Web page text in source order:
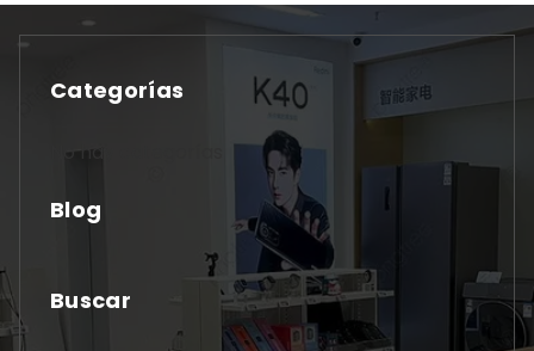
Categorías
No hay categorías
Blog
Buscar